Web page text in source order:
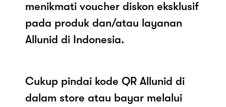
menikmati voucher diskon eksklusif
pada produk dan/atau layanan
Allunid di Indonesia.
Cukup pindai kode QR Allunid di
dalam store atau bayar melalui